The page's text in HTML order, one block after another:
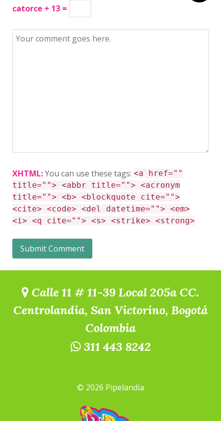
catorce + 13 =
XHTML:You can use these tags: <a href=""
title=""> <abbr title=""> <acronym
title=""> <b> <blockquote cite="">
<cite> <code> <del datetime=""> <em>
<i> <q cite=""> <s> <strike> <strong>
Calle 11 # 11-39 Local 205a CC.
Centrolandia, San Victorino, Bogotá
Colombia
311 443 8242
© 2026 Pipelandia